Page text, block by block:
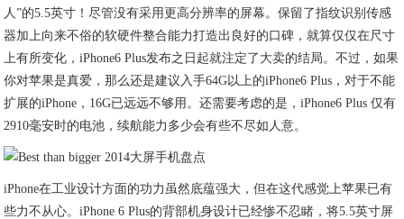
人”的5.5英寸！尽管没有采用更高分辨率的屏幕。保留了指纹识别传感
器加上向来不俗的软硬件整合能力打造出良好的口碑，就算仅仅在尺寸
上有所变化，iPhone6 Plus发布之日起就注定了大卖的结局。不过，如果
你对苹果是真爱，那么还是建议入手64G以上的iPhone6 Plus，对于不能
扩展的iPhone，16G已远远不够用。还需要考虑的是，iPhone6 Plus 仅有
2910毫安时的电池，续航能力多少会有些不尽如人意。
iPhone在工业设计方面的功力虽然底蕴强大，但在这代感觉上苹果已有
些力不从心。iPhone 6 Plus的背部机身设计已经惨不忍睹，将5.5英寸屏